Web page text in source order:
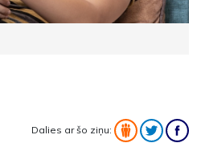
Dalies ar šo ziņu: